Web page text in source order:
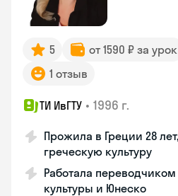
5 от 1590 ₽ за урок
1 отзыв
ТИ ИвГТУ • 1996 г.
Прожила в Греции 28
греческую культуру
Работала
культуры и Юнеско